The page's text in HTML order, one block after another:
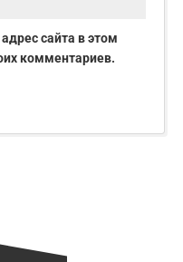
сайта в этом
комментариев.